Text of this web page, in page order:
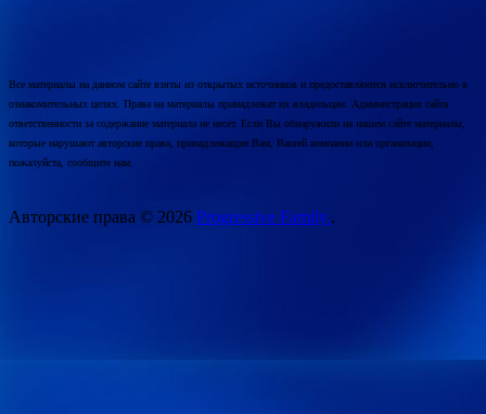
Все материалы на данном сайте взяты из открытых источников и предоставляются исключительно в
ознакомительных целях. Права на материалы принадлежат их владельцам. Администрация сайта
ответственности за содержание материала не несет. Если Вы обнаружили на нашем сайте материалы,
которые нарушают авторские права, принадлежащие Вам, Вашей компании или организации,
пожалуйста, сообщите нам.
Авторские права © 2026 Progressive Family..